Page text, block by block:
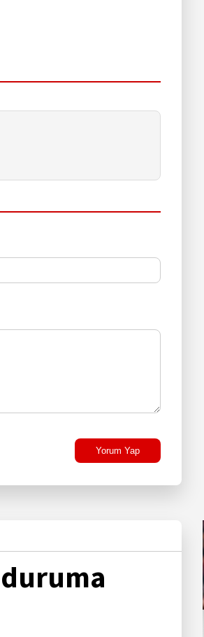
Yorum Yap
duruma